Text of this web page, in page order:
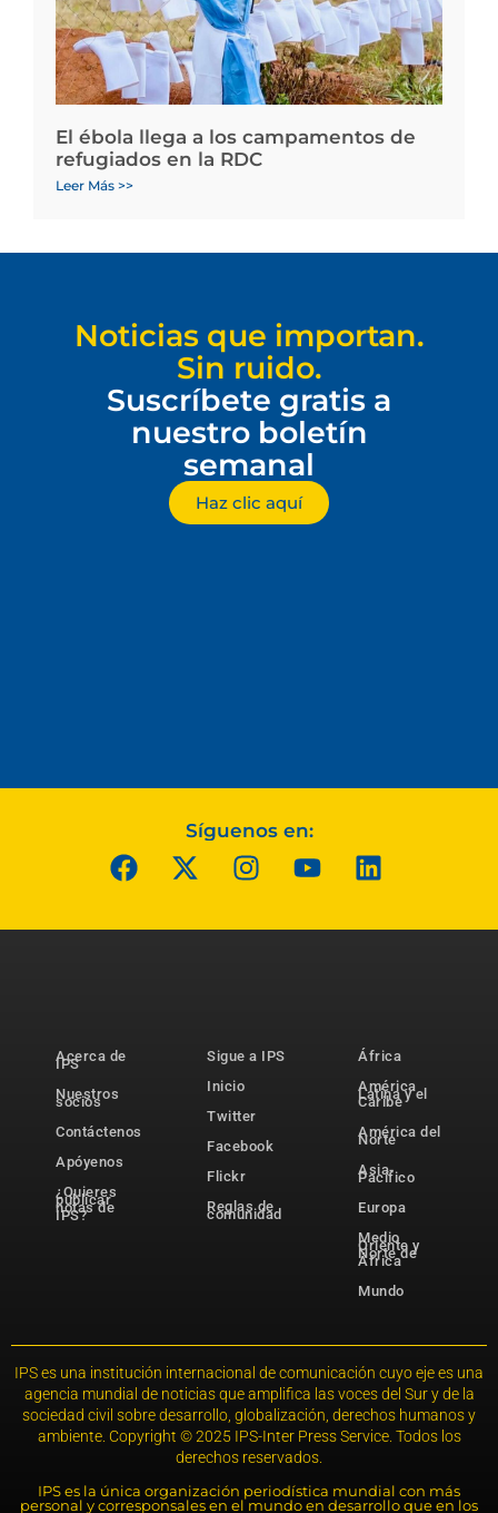
El ébola llega a los campamentos de
refugiados en la RDC
Leer Más >>
Noticias que importan.
Sin ruido.
Suscríbete gratis a
nuestro boletín
semanal
Haz clic aquí
Síguenos en:
Acerca de
IPS
Nuestros
socios
Contáctenos
Apóyenos
¿Quieres
publicar
notas de
IPS?
Sigue a IPS
Inicio
Twitter
Facebook
Flickr
Reglas de
comunidad
África
América
Latina y el
Caribe
América del
Norte
Asia-
Pacífico
Europa
Medio
Oriente y
Norte de
África
Mundo
IPS es una institución internacional de comunicación cuyo eje es una
agencia mundial de noticias que amplifica las voces del Sur y de la
sociedad civil sobre desarrollo, globalización, derechos humanos y
ambiente. Copyright © 2025 IPS-Inter Press Service. Todos los
derechos reservados.
IPS es la única organización periodística mundial con más
personal y corresponsales en el mundo en desarrollo que en los